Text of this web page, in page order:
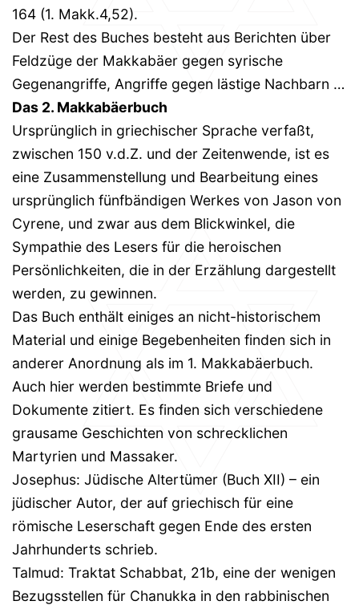
164 (1. Makk.4,52).
Der Rest des Buches besteht aus Berichten über
Feldzüge der Makkabäer gegen syrische
Gegenangriffe, Angriffe gegen lästige Nachbarn …
Das 2. Makkabäerbuch
Ursprünglich in griechischer Sprache verfaßt,
zwischen 150 v.d.Z. und der Zeitenwende, ist es
eine Zusammenstellung und Bearbeitung eines
ursprünglich fünfbändigen Werkes von Jason von
Cyrene, und zwar aus dem Blickwinkel, die
Sympathie des Lesers für die heroischen
Persönlichkeiten, die in der Erzählung dargestellt
werden, zu gewinnen.
Das Buch enthält einiges an nicht-historischem
Material und einige Begebenheiten finden sich in
anderer Anordnung als im 1. Makkabäerbuch.
Auch hier werden bestimmte Briefe und
Dokumente zitiert. Es finden sich verschiedene
grausame Geschichten von schrecklichen
Martyrien und Massaker.
Josephus: Jüdische Altertümer (Buch XII) – ein
jüdischer Autor, der auf griechisch für eine
römische Leserschaft gegen Ende des ersten
Jahrhunderts schrieb.
Talmud: Traktat Schabbat, 21b, eine der wenigen
Bezugsstellen für Chanukka in den rabbinischen